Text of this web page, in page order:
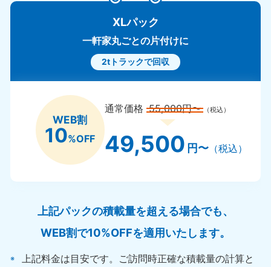
XLパック
一軒家丸ごとの片付けに
2tトラックで回収
WEB割
10%OFF
通常価格55,000円〜 （税込）
49,500 円〜（税込）
上記パックの積載量を超える場合でも、
WEB割で10%OFFを適用いたします。
上記料金は目安です。ご訪問時正確な積載量の計算と